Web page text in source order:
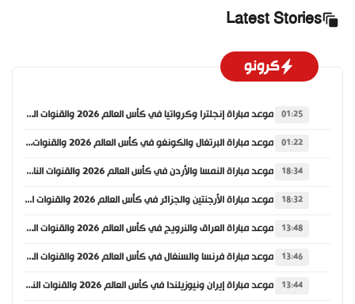
Latest Stories
كرونو
01:25 موعد مباراة إنجلترا وكرواتيا في كأس العالم 2026 والقنوات الناقلة
01:22 موعد مباراة البرتغال والكونغو في كأس العالم 2026 والقنوات الناقلة
18:34 موعد مباراة النمسا والأردن في كأس العالم 2026 والقنوات الناقلة
18:32 موعد مباراة الأرجنتين والجزائر في كأس العالم 2026 والقنوات الناقلة
13:48 موعد مباراة العراق والنرويج في كأس العالم 2026 والقنوات الناقلة
13:46 موعد مباراة فرنسا والسنغال في كأس العالم 2026 والقنوات الناقلة
13:44 موعد مباراة إيران ونيوزيلندا في كأس العالم 2026 والقنوات الناقلة